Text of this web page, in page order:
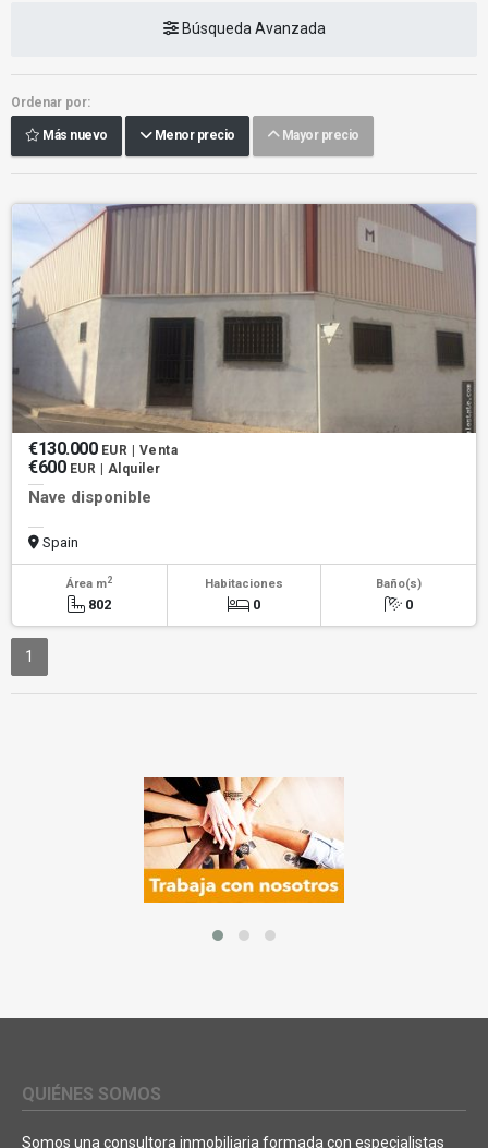
Búsqueda Avanzada
Ordenar por:
Más nuevo Menor precio Mayor precio
€130.000 EUR | Venta
€600 EUR | Alquiler
Nave disponible
Spain
Área m2
802
Habitaciones
0
Baño(s)
0
1
QUIÉNES SOMOS
Somos una consultora inmobiliaria formada con especialistas